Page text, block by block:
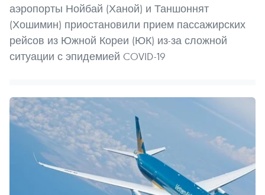
аэропорты Нойбай (Ханой) и Таншоннят
(Хошимин) приостановили прием пассажирских
рейсов из Южной Кореи (ЮК) из-за сложной
ситуации с эпидемией COVID-19